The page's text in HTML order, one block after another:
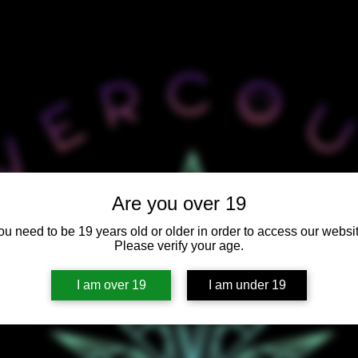
Are you over 19
need to be 19 years old or older in order to access our
Please verify your age.
I am over 19 I am under 19